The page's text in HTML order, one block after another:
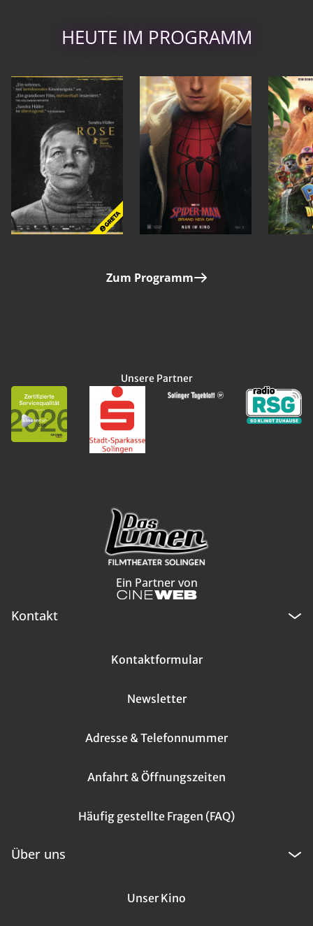
HEUTE IM PROGRAMM
Zum Programm
Unsere Partner
Ein Partner von
Kontakt
Kontaktformular
Newsletter
Adresse & Telefonnummer
Anfahrt & Öffnungszeiten
Häufig gestellte Fragen (FAQ)
Über uns
Unser Kino